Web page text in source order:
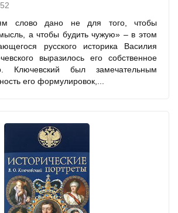
слово дано не для того, чтобы
а чтобы будить чужую» – в этом
русского историка Василия
выразилось его собственное
Ключевский был замечательным
его формулировок,...